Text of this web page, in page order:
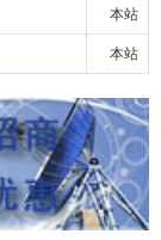
本站
本站